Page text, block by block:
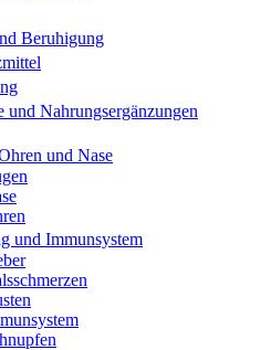
Beruhigung
und Nahrungsergänzungen
und Nase
und Immunsystem